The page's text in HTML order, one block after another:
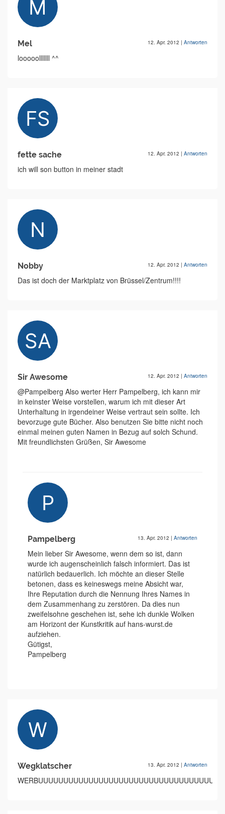
Mel 12. Apr. 2012 | Antworten
looooolllllll ^^
fette sache 12. Apr. 2012 | Antworten
ich will son button in meiner stadt
Nobby 12. Apr. 2012 | Antworten
Das ist doch der Marktplatz von Brüssel/Zentrum!!!!
Sir Awesome 12. Apr. 2012 | Antworten
@Pampelberg Also werter Herr Pampelberg, ich kann mir
in keinster Weise vorstellen, warum ich mit dieser Art
Unterhaltung in irgendeiner Weise vertraut sein sollte. Ich
bevorzuge gute Bücher. Also benutzen Sie bitte nicht noch
einmal meinen guten Namen in Bezug auf solch Schund.
Mit freundlichsten Grüßen, Sir Awesome
Pampelberg 13. Apr. 2012 | Antworten
Mein lieber Sir Awesome, wenn dem so ist, dann
wurde ich augenscheinlich falsch informiert. Das ist
natürlich bedauerlich. Ich möchte an dieser Stelle
betonen, dass es keineswegs meine Absicht war,
Ihre Reputation durch die Nennung Ihres Names in
dem Zusammenhang zu zerstören. Da dies nun
zweifelsohne geschehen ist, sehe ich dunkle Wolken
am Horizont der Kunstkritik auf hans-wurst.de
aufziehen.
Gütigst,
Pampelberg
Wegklatscher 13. Apr. 2012 | Antworten